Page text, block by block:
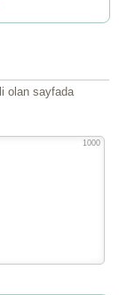
olan sayfada
1000